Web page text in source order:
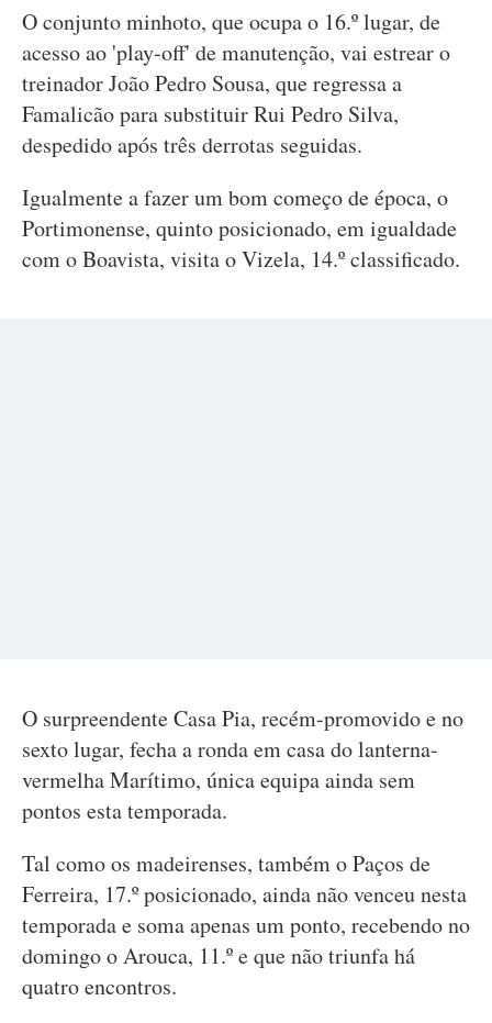
O conjunto minhoto, que ocupa o 16.º lugar, de
acesso ao 'play-off' de manutenção, vai estrear o
treinador João Pedro Sousa, que regressa a
Famalicão para substituir Rui Pedro Silva,
despedido após três derrotas seguidas.
Igualmente a fazer um bom começo de época, o
Portimonense, quinto posicionado, em igualdade
com o Boavista, visita o Vizela, 14.º classificado.
O surpreendente Casa Pia, recém-promovido e no
sexto lugar, fecha a ronda em casa do lanterna-
vermelha Marítimo, única equipa ainda sem
pontos esta temporada.
Tal como os madeirenses, também o Paços de
Ferreira, 17.º posicionado, ainda não venceu nesta
temporada e soma apenas um ponto, recebendo no
domingo o Arouca, 11.º e que não triunfa há
quatro encontros.